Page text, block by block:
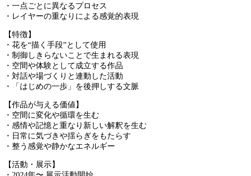
・一点ごとに異なるプロセス
・レイヤーの重なりによる感覚的表現
【特徴】
・花を“描く手段”として使用
・制御しきらないことで生まれる表現
・空間や体験として成立する作品
・対話や場づくりと連動した活動
・「はじめの一歩」を後押しする文脈
【作品が与える価値】
・空間に変化や循環を生む
・感情や記憶と重なり新しい解釈を生む
・日常に気づきや揺らぎをもたらす
・整う感覚や静かなエネルギー
【活動・展示】